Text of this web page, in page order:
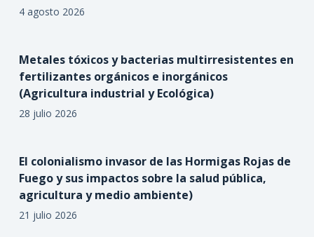
4 agosto 2026
Metales tóxicos y bacterias multirresistentes en
fertilizantes orgánicos e inorgánicos
(Agricultura industrial y Ecológica)
28 julio 2026
El colonialismo invasor de las Hormigas Rojas de
Fuego y sus impactos sobre la salud pública,
agricultura y medio ambiente)
21 julio 2026